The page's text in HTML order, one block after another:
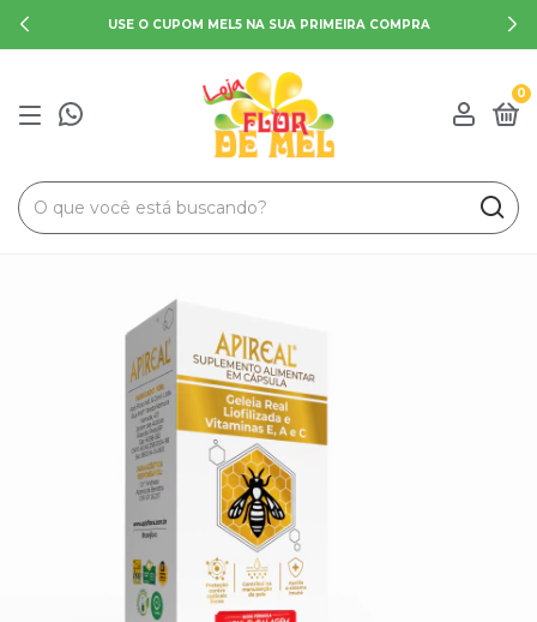
O CUPOM MEL5 NA SUA PRIMEIRA COMPRA
0